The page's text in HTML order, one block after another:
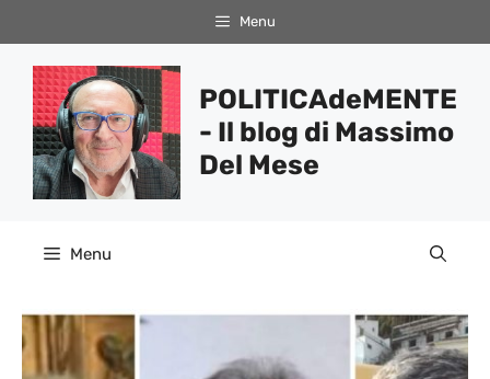
al
contenuto
Menu
POLITICAdeMENTE
- Il blog di Massimo
Del Mese
Menu